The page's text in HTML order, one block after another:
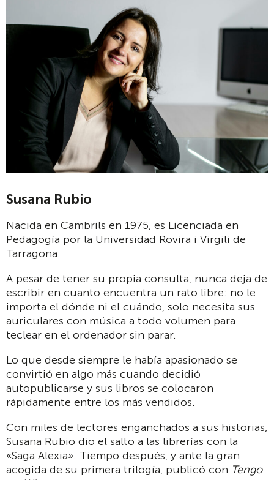
Susana Rubio
Nacida en Cambrils en 1975, es Licenciada en
Pedagogía por la Universidad Rovira i Virgili de
Tarragona.
A pesar de tener su propia consulta, nunca deja de
escribir en cuanto encuentra un rato libre: no le
importa el dónde ni el cuándo, solo necesita sus
auriculares con música a todo volumen para
teclear en el ordenador sin parar.
Lo que desde siempre le había apasionado se
convirtió en algo más cuando decidió
autopublicarse y sus libros se colocaron
rápidamente entre los más vendidos.
Con miles de lectores enganchados a sus historias,
Susana Rubio dio el salto a las librerías con la
«Saga Alexia». Tiempo después, y ante la gran
acogida de su primera trilogía, publicó con Tengo